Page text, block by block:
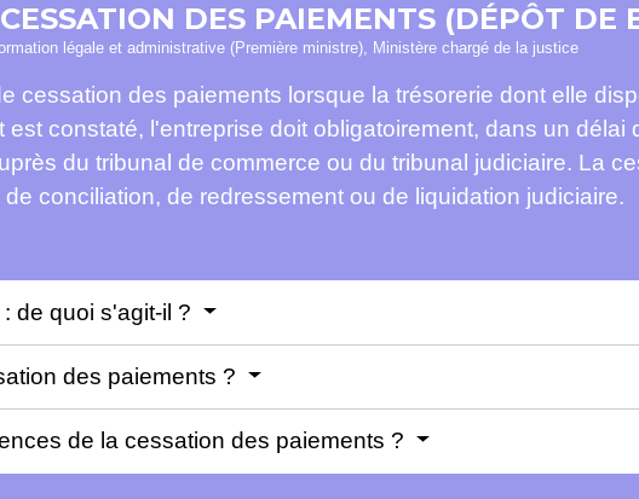
DES PAIEMENTS (DÉPÔT DE
légale et administrative (Première ministre), Ministère chargé de la justice
cessation des paiements lorsque la trésorerie dont elle
est constaté, l'entreprise doit obligatoirement, dans un
du tribunal de commerce ou du tribunal judiciaire. La
conciliation, de redressement ou de liquidation judiciaire.
de quoi s'agit-il ?
des paiements ?
de la cessation des paiements ?